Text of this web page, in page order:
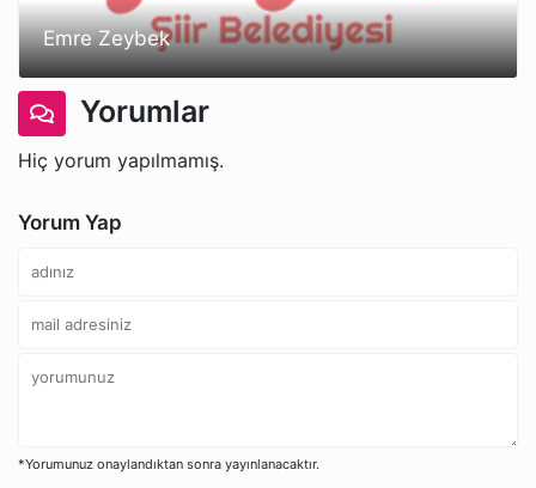
Emre Zeybek
Yorumlar
Hiç yorum yapılmamış.
Yorum Yap
*Yorumunuz onaylandıktan sonra yayınlanacaktır.